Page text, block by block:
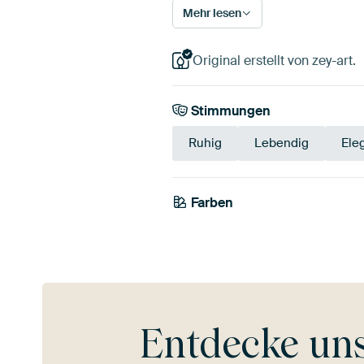
Mehr lesen
Original erstellt von zey-art.
Stimmungen
Ruhig Lebendig
Farben
Rot
Entdecke